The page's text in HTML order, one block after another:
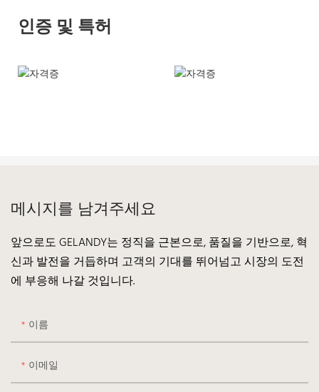
인증 및 특허
메시지를 남겨주세요
앞으로도 GELANDY는 정직을 근본으로, 품질을 기반으로, 혁
신과 발전을 거듭하며 고객의 기대를 뛰어넘고 시장의 도전
에 부응해 나갈 것입니다.
이름
이메일